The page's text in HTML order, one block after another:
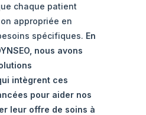
chaque patient
appropriée en
spécifiques. En
nous avons
intègrent ces
pour aider nos
leur offre de soins à